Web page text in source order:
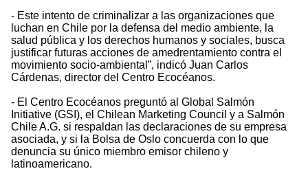
- Este intento de criminalizar a las organizaciones que
luchan en Chile por la defensa del medio ambiente, la
salud pública y los derechos humanos y sociales, busca
justificar futuras acciones de amedrentamiento contra el
movimiento socio-ambiental”, indicó Juan Carlos
Cárdenas, director del Centro Ecocéanos.
- El Centro Ecocéanos preguntó al Global Salmón
Initiative (GSI), el Chilean Marketing Council y a Salmón
Chile A.G. si respaldan las declaraciones de su empresa
asociada, y si la Bolsa de Oslo concuerda con lo que
denuncia su único miembro emisor chileno y
latinoamericano.